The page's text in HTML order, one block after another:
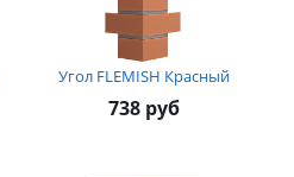
Угол FLEMISH Красный
738 руб